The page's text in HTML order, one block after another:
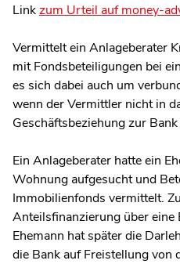
Linkzum Urteil auf money-
Vermittelt ein Anlageberater
mit Fondsbeteiligungen bei
es sich dabei auch um
wenn der Vermittler nicht in
Geschäftsbeziehung zur
Ein Anlageberater hatte ein
Wohnung aufgesucht und
Immobilienfonds vermittelt.
Anteilsfinanzierung über eine
Ehemann hat später die
die Bank auf Freistellung von